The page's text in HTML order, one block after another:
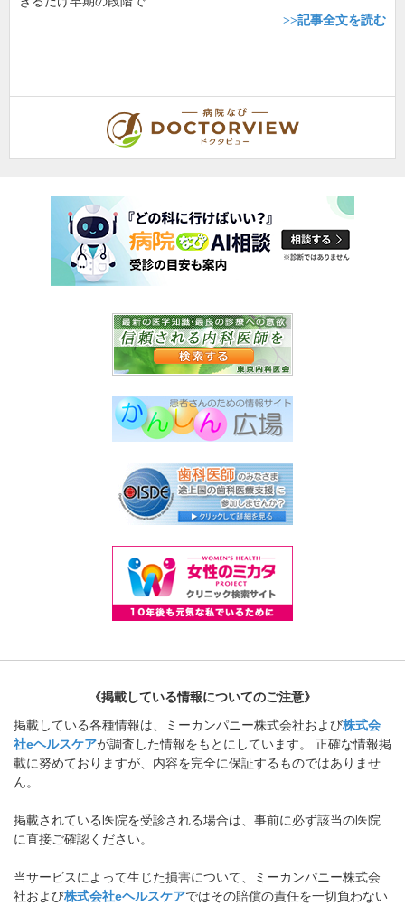
>>記事全文を読む
《掲載している情報についてのご注意》
掲載している各種情報は、ミーカンパニー株式会社および株式会
社eヘルスケアが調査した情報をもとにしています。 正確な情報掲
載に努めておりますが、内容を完全に保証するものではありませ
ん。
掲載されている医院を受診される場合は、事前に必ず該当の医院
に直接ご確認ください。
当サービスによって生じた損害について、ミーカンパニー株式会
社および株式会社eヘルスケアではその賠償の責任を一切負わない